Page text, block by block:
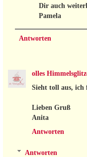
Dir auch
Pamela
Antworten
olles
Sieht toll aus, ich
Lieben Gruß
Anita
Antworten
Antworten